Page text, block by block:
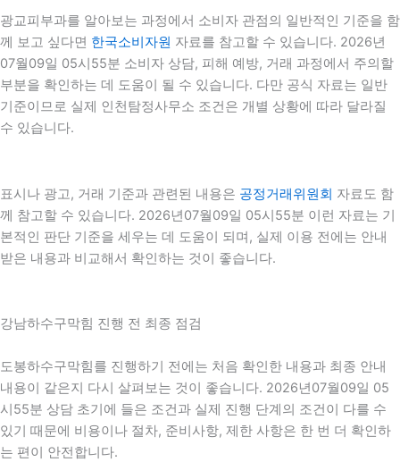
광교피부과를 알아보는 과정에서 소비자 관점의 일반적인 기준을 함
께 보고 싶다면 한국소비자원 자료를 참고할 수 있습니다. 2026년
07월09일 05시55분 소비자 상담, 피해 예방, 거래 과정에서 주의할
부분을 확인하는 데 도움이 될 수 있습니다. 다만 공식 자료는 일반
기준이므로 실제 인천탐정사무소 조건은 개별 상황에 따라 달라질
수 있습니다.
표시나 광고, 거래 기준과 관련된 내용은 공정거래위원회 자료도 함
께 참고할 수 있습니다. 2026년07월09일 05시55분 이런 자료는 기
본적인 판단 기준을 세우는 데 도움이 되며, 실제 이용 전에는 안내
받은 내용과 비교해서 확인하는 것이 좋습니다.
강남하수구막힘 진행 전 최종 점검
도봉하수구막힘를 진행하기 전에는 처음 확인한 내용과 최종 안내
내용이 같은지 다시 살펴보는 것이 좋습니다. 2026년07월09일 05
시55분 상담 초기에 들은 조건과 실제 진행 단계의 조건이 다를 수
있기 때문에 비용이나 절차, 준비사항, 제한 사항은 한 번 더 확인하
는 편이 안전합니다.